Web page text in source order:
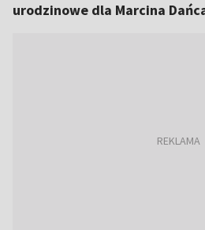
urodzinowe dla Marcina